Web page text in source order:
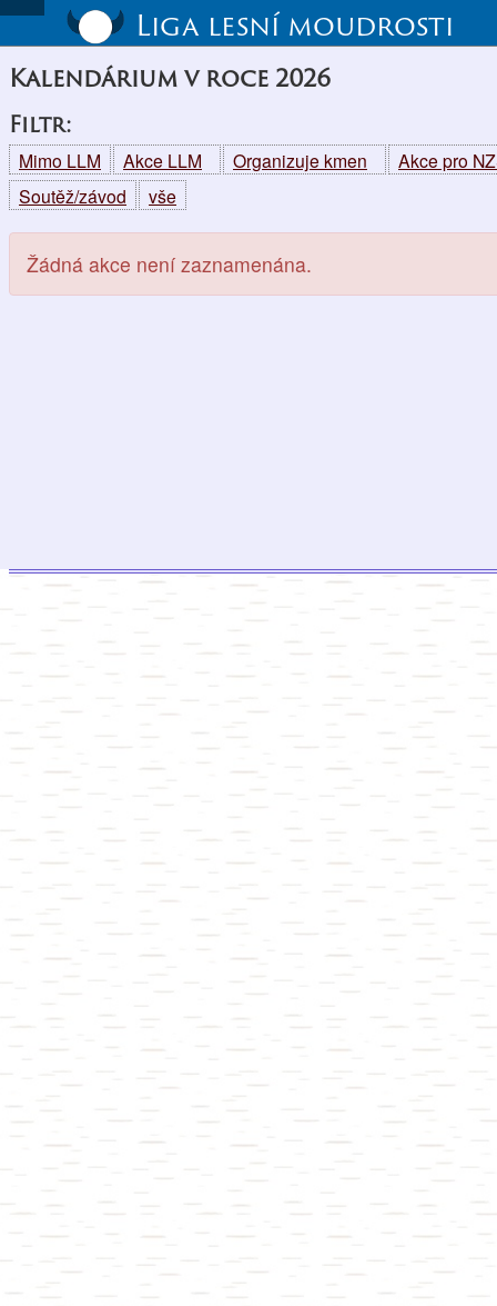
Liga lesní moudrosti
Kalendárium v roce 2026
Filtr:
Mimo LLM Akce LLM Organizuje kmen
Akce pro
Soutěž/závod
vše
Žádná akce není zaznamenána.